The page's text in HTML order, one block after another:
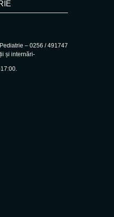
– 0256 / 491747
și internări-